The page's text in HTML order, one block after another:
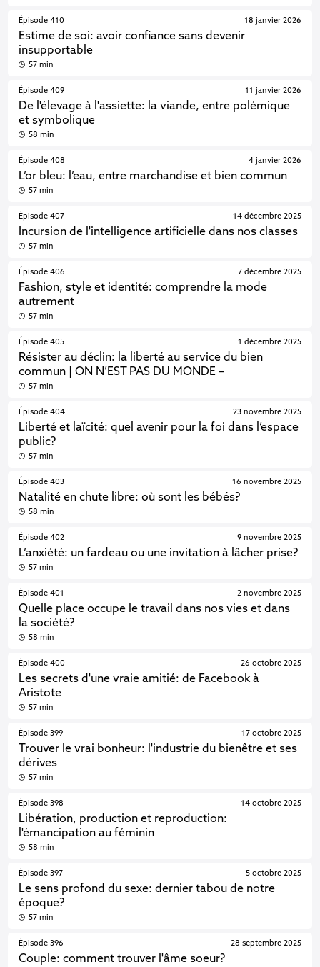
Épisode 410
Estime de soi: avoir confiance sans devenir
insupportable
18 janvier 2026
57 min
Épisode 409
De l'élevage à l'assiette: la viande, entre polémique
et symbolique
11 janvier 2026
58 min
Épisode 408
L’or bleu: l’eau, entre marchandise et bien commun
4 janvier 2026
57 min
Épisode 407
Incursion de l'intelligence artificielle dans nos classes
14 décembre 2025
57 min
Épisode 406
Fashion, style et identité: comprendre la mode
autrement
7 décembre 2025
57 min
Épisode 405
Résister au déclin: la liberté au service du bien
commun | ON N’EST PAS DU MONDE –
1 décembre 2025
57 min
Épisode 404
Liberté et laïcité: quel avenir pour la foi dans l’espace
public?
23 novembre 2025
57 min
Épisode 403
Natalité en chute libre: où sont les bébés?
16 novembre 2025
58 min
Épisode 402
L’anxiété: un fardeau ou une invitation à lâcher prise?
9 novembre 2025
57 min
Épisode 401
Quelle place occupe le travail dans nos vies et dans
la société?
2 novembre 2025
58 min
Épisode 400
Les secrets d'une vraie amitié: de Facebook à
Aristote
26 octobre 2025
57 min
Épisode 399
Trouver le vrai bonheur: l'industrie du bienêtre et ses
dérives
17 octobre 2025
57 min
Épisode 398
Libération, production et reproduction:
l'émancipation au féminin
14 octobre 2025
58 min
Épisode 397
Le sens profond du sexe: dernier tabou de notre
époque?
5 octobre 2025
57 min
Épisode 396
Couple: comment trouver l'âme soeur?
28 septembre 2025